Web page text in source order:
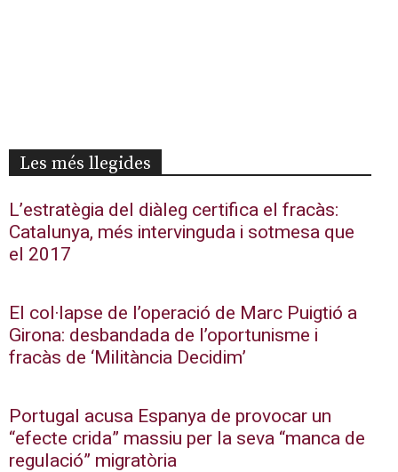
Les més llegides
L’estratègia del diàleg certifica el fracàs:
Catalunya, més intervinguda i sotmesa que
el 2017
El col·lapse de l’operació de Marc Puigtió a
Girona: desbandada de l’oportunisme i
fracàs de ‘Militància Decidim’
Portugal acusa Espanya de provocar un
“efecte crida” massiu per la seva “manca de
regulació” migratòria